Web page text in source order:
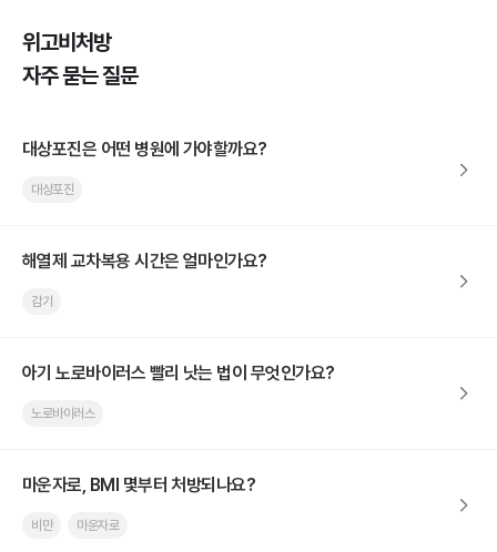
위고비처방
자주 묻는 질문
대상포진은 어떤 병원에 가야할까요?
대상포진
해열제 교차복용 시간은 얼마인가요?
감기
아기 노로바이러스 빨리 낫는 법이 무엇인가요?
노로바이러스
마운자로, BMI 몇부터 처방되나요?
비만 마운자로